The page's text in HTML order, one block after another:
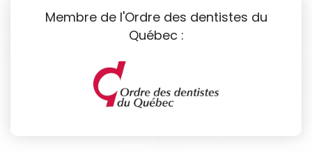
Membre de l'Ordre des dentistes du
Québec :